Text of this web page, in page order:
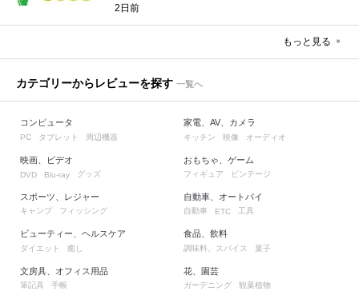
2日前
もっと見る
カテゴリーからレビューを探す 一覧へ
コンピュータ
PC タブレット 周辺機器
映画、ビデオ
DVD Blu-ray グッズ
スポーツ、レジャー
キャンプ フィッシング
ビューティー、ヘルスケア
ダイエット 癒し
文房具、オフィス用品
筆記具 手帳
家電、AV、カメラ
キッチン 映像 オーディオ
おもちゃ、ゲーム
フィギュア ビンテージ
自動車、オートバイ
自動車 ETC 工具
食品、飲料
調味料、スパイス 菓子
花、園芸
ガーデニング 観葉植物